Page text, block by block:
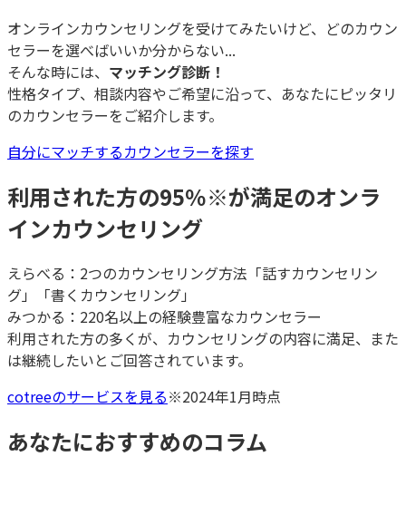
オンラインカウンセリングを受けてみたいけど、どのカウン
セラーを選べばいいか分からない...
そんな時には、 マッチング診断！
性格タイプ、相談内容やご希望に沿って、あなたにピッタリ
のカウンセラーをご紹介します。
自分にマッチするカウンセラーを探す
利用された方の95％※が満足のオンラ
インカウンセリング
えらべる：2つのカウンセリング方法「話すカウンセリン
グ」「書くカウンセリング」
みつかる：220名以上の経験豊富なカウンセラー
利用された方の多くが、カウンセリングの内容に満足、また
は継続したいとご回答されています。
cotreeのサービスを見る※2024年1月時点
あなたにおすすめのコラム